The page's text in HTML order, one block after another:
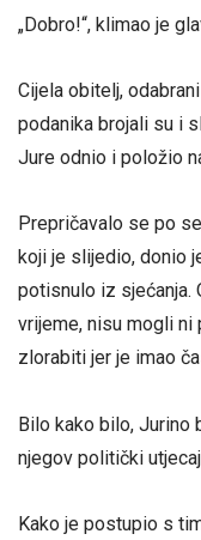
„Dobro!“, klimao je
Cijela obitelj,
podanika brojali su i
Jure odnio i položio
Prepričavalo se po
koji je slijedio, donio
potisnulo iz sjećanja.
vrijeme, nisu mogli ni
zlorabiti jer je imao
Bilo kako bilo, Jurino
njegov politički
Kako je postupio s